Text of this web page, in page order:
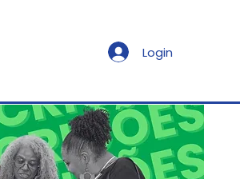
Login